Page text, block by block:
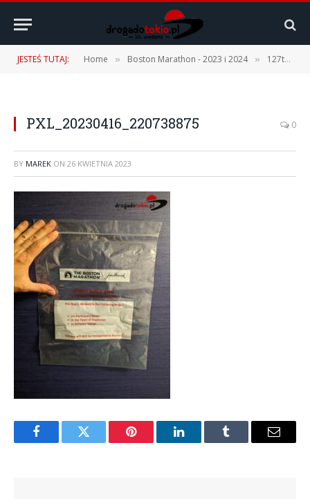
JESTEŚ TUTAJ: Home » Boston Marathon - 2023 i 2024 » 127th Boston Marathon – 17.04.2023 r. [1 część – Podróż, Expo, Fan Fest]
PXL_20230416_220738875 0
BY MAREK ON 26 KWIETNIA 2023
FacebookTwitter Pinterest LinkedInTumblr Email